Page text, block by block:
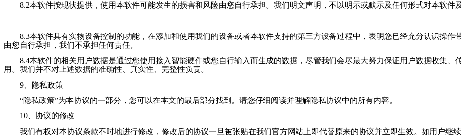
8.2本软件按现状提供，使用本软件可能发生的损害和风险由您自行承担。 我们明文声明，不以明示或默示及任何形式对本软件
8.3本软件具有实物设备控制的功能，在添加和使用我们的设备或者本软件支持的第三方设备过程中，表明您已经充分认识操
由您自行承担， 我们不承担任何责任。
8.4本软件的相关用户数据是通过您使用接入智能硬件或您自行输入而生成的数据，尽管我们会尽最大努力保证用户数据收集、
用。 我们并不对上述数据的准确性、真实性、完整性负责。
9、隐私政策
“隐私政策”为本协议的一部分，您可以在本文的最后部分找到。请您仔细阅读并理解隐私协议中的所有内容。
10、协议的修改
我们有权对本协议条款不时地进行修改，修改后的协议一旦被张贴在我们官方网站上即代替原来的协议并立即生效。如用户继